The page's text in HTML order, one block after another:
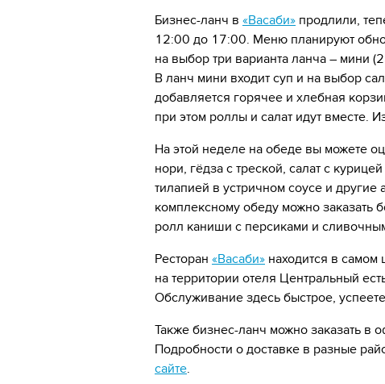
Бизнес-ланч в «Васаби» продлили,
12:00 до 17:00. Меню планируют
на выбор три варианта ланча – мини
В ланч мини входит суп и на выбор
добавляется горячее и хлебная
при этом роллы и салат идут вместе.
На этой неделе на обеде вы можете
нори, гёдза с треской, салат с
тилапией в устричном соусе и
комплексному обеду можно заказать
ролл каниши с персиками и
Ресторан «Васаби» находится в
на территории отеля Центральный
Обслуживание здесь быстрое,
Также бизнес-ланч можно заказать
Подробности о доставке в разные
сайте.